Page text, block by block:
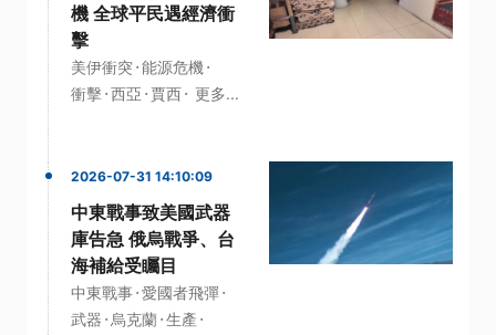
機 全球平民遇經濟衝
擊
美伊衝突·能源危機 ·
衝擊 ·西亞 ·賈西· 更多...
2026-07-31 14:10:09
中東戰事致美國武器
庫告急 俄烏戰爭、台
海補給受矚目
中東戰事·愛國者飛彈·
武器 · 烏克蘭·生產 ·